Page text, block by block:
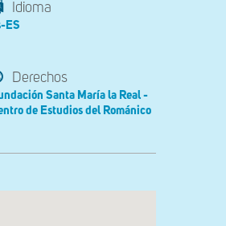
Idioma
ES
Derechos
Santa María la Real -
de Estudios del Románico